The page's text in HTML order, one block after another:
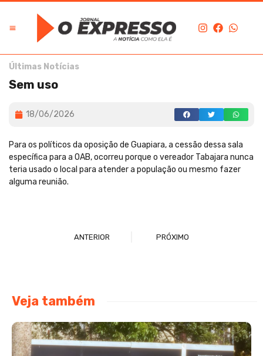
Últimas Notícias
Sem uso
18/06/2026
Para os políticos da oposição de Guapiara, a cessão dessa sala
específica para a OAB, ocorreu porque o vereador Tabajara nunca
teria usado o local para atender a população ou mesmo fazer
alguma reunião.
ANTERIOR PRÓXIMO
Veja também